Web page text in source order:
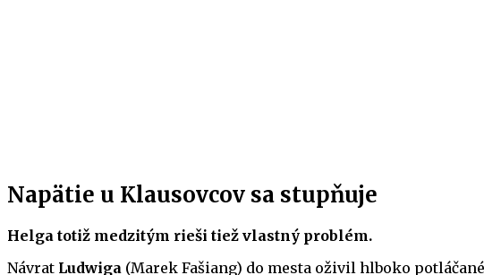
Napätie u Klausovcov sa stupňuje
Helga totiž medzitým rieši tiež vlastný problém.
Návrat Ludwiga (Marek Fašiang) do mesta oživil hlboko